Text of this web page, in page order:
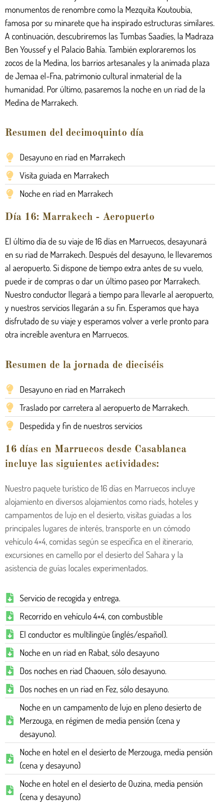
monumentos de renombre como la Mezquita Koutoubia,
famosa por su minarete que ha inspirado estructuras similares.
A continuación, descubriremos las Tumbas Saadíes, la Madraza
Ben Youssef y el Palacio Bahía. También exploraremos los
zocos de la Medina, los barrios artesanales y la animada plaza
de Jemaa el-Fna, patrimonio cultural inmaterial de la
humanidad. Por último, pasaremos la noche en un riad de la
Medina de Marrakech.
Resumen del decimoquinto día
Desayuno en riad en Marrakech
Visita guiada en Marrakech
Noche en riad en Marrakech
Día 16: Marrakech - Aeropuerto
El último día de su viaje de 16 días en Marruecos, desayunará
en su riad de Marrakech. Después del desayuno, le llevaremos
al aeropuerto. Si dispone de tiempo extra antes de su vuelo,
puede ir de compras o dar un último paseo por Marrakech.
Nuestro conductor llegará a tiempo para llevarle al aeropuerto,
y nuestros servicios llegarán a su fin. Esperamos que haya
disfrutado de su viaje y esperamos volver a verle pronto para
otra increíble aventura en Marruecos.
Resumen de la jornada de dieciséis
Desayuno en riad en Marrakech
Traslado por carretera al aeropuerto de Marrakech.
Despedida y fin de nuestros servicios
16 días en Marruecos desde Casablanca
incluye las siguientes actividades:
Nuestro paquete turístico de 16 días en Marruecos incluye
alojamiento en diversos alojamientos como riads, hoteles y
campamentos de lujo en el desierto, visitas guiadas a los
principales lugares de interés, transporte en un cómodo
vehículo 4×4, comidas según se especifica en el itinerario,
excursiones en camello por el desierto del Sahara y la
asistencia de guías locales experimentados.
Servicio de recogida y entrega.
Recorrido en vehículo 4×4, con combustible
El conductor es multilingüe (inglés/español).
Noche en un riad en Rabat, sólo desayuno
Dos noches en riad Chaouen, sólo desayuno.
Dos noches en un riad en Fez, sólo desayuno.
Noche en un campamento de lujo en pleno desierto de
Merzouga, en régimen de media pensión (cena y
desayuno).
Noche en hotel en el desierto de Merzouga, media pensión
(cena y desayuno)
Noche en hotel en el desierto de Ouzina, media pensión
(cena y desayuno)